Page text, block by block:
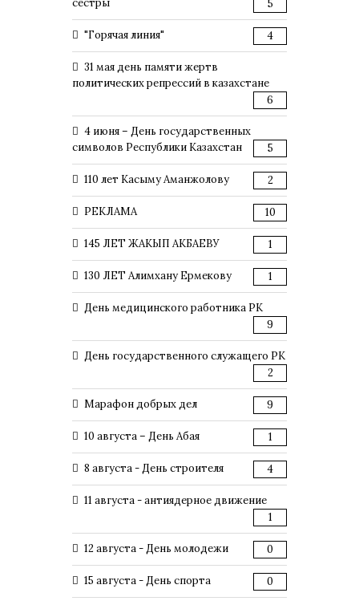
сестры
5
"Горячая линия" 4
31 мая день памяти жертв
политических репрессий в казахстане
6
4 июня – День государственных
символов Республики Казахстан
5
110 лет Касыму Аманжолову 2
РЕКЛАМА 10
145 ЛЕТ ЖАКЫП АКБАЕВУ 1
130 ЛЕТ Алимхану Ермекову 1
День медицинского работника РК
9
День государственного служащего РК
2
Марафон добрых дел 9
10 августа – День Абая 1
8 августа - День строителя 4
11 августа - антиядерное движение
1
12 августа - День молодежи 0
15 августа - День спорта 0